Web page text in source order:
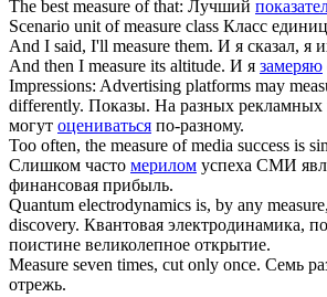
The bestmeasure of that: Лучший
Scenario unit ofmeasure class Класс единиц
And I said, I'll measure them. И я сказал, я
And then I measure its altitude. И я замеряю
Impressions: Advertising platforms may
differently. Показы. На разных рекламных
могут оцениваться по-разному.
Too often, the measure of media success is
Слишком часто мерилом успеха СМИ
финансовая прибыль.
Quantum electrodynamics is, by any measure
discovery. Квантовая электродинамика,
поистине великолепное открытие.
Measure seven times, cut only once. Семь
отрежь.